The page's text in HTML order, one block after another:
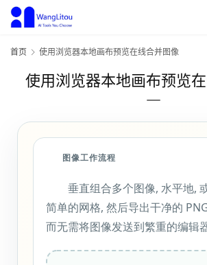
首页 使用浏览器本地画布预览在线合并图像
使用浏览器本地画布预览
图像工作流程
垂直组合多个图像, 水平地,
简单的网格, 然后导出干净的 PNG
而无需将图像发送到繁重的编辑